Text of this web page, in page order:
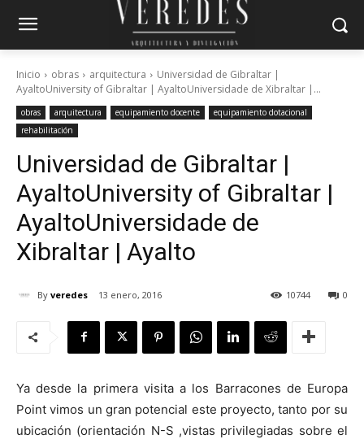
Inicio obras arquitectura
Universidad de Gibraltar |
AyaltoUniversity of Gibraltar | AyaltoUniversidade de Xibraltar |...
obras arquitectura equipamiento docente
equipamiento dotacional
rehabilitación
Universidad de Gibraltar |
AyaltoUniversity of Gibraltar |
AyaltoUniversidade de
Xibraltar | Ayalto
By veredes 13 enero, 2016 0
10744
Ya desde la primera visita a los Barracones de Europa
Point vimos un gran potencial este proyecto, tanto por su
ubicación (orientación N-S ,vistas privilegiadas sobre el